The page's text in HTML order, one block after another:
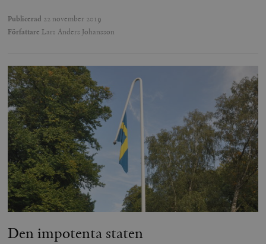
Publicerad 22 november 2019
Författare Lars Anders Johansson
Den impotenta staten